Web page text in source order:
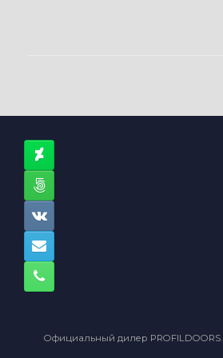
Официальный дилер PROFILDOORS.